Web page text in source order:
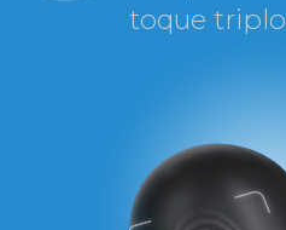
toque triplo